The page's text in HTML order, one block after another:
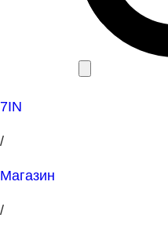
7IN
/
Магазин
/